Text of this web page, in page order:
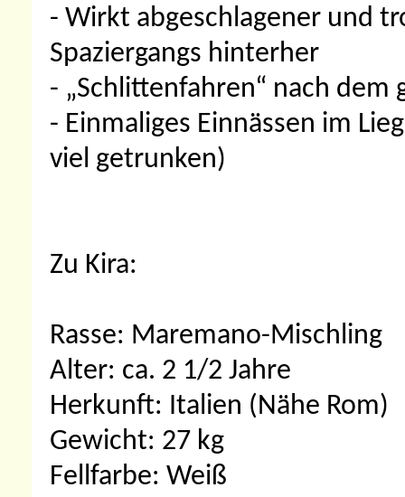
- Wirkt abgeschlagener und
Spaziergangs hinterher
- „Schlittenfahren“ nach dem
- Einmaliges Einnässen im
viel getrunken)
Zu Kira:
Rasse: Maremano-Mischling
Alter: ca. 2 1/2 Jahre
Herkunft: Italien (Nähe Rom)
Gewicht: 27 kg
Fellfarbe: Weiß